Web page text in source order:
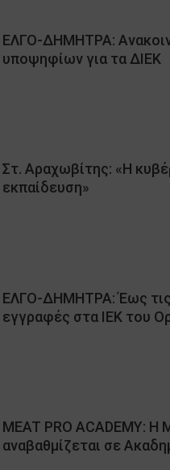
ΕΛΓΟ-ΔΗΜΗΤΡΑ:
υποψηφίων για τα ΔΙΕΚ
Στ. Αραχωβίτης: «Η
εκπαίδευση»
ΕΛΓΟ-ΔΗΜΗΤΡΑ: Έως τις
εγγραφές στα ΙΕΚ του
MEAT PRO ACADEMY: Η
αναβαθμίζεται σε